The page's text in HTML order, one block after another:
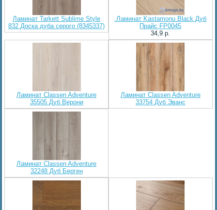
Ламинат Tarkett Sublime Style
832 Доска дуба серого (8345337)
.Ламинат Kastamonu Black Дуб
Прайс FP0045
34,9 p.
Ламинат Classen Adventure
35505 Дуб Верони
Ламинат Classen Adventure
33754 Дуб Эванс
Ламинат Classen Adventure
32248 Дуб Берген